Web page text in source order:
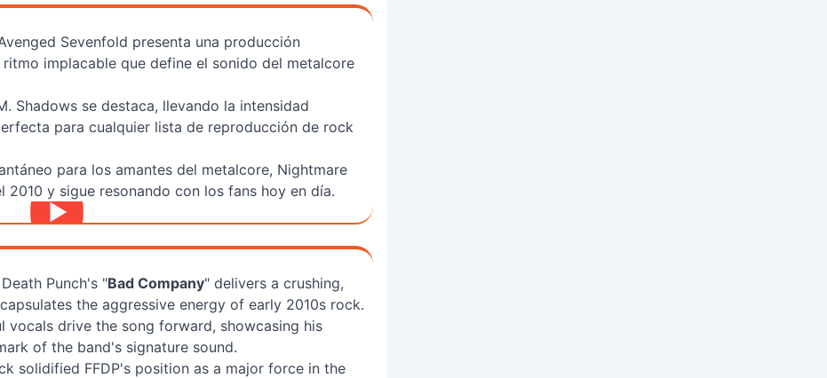
Sevenfold presenta una producción
implacable que define el sonido del metalcore
Shadows se destaca, llevando la intensidad
para cualquier lista de reproducción de rock
para los amantes del metalcore, Nightmare
y sigue resonando con los fans hoy en día.
Punch's "Bad Company" delivers a crushing,
the aggressive energy of early 2010s rock.
vocals drive the song forward, showcasing his
of the band's signature sound.
solidified FFDP's position as a major force in the